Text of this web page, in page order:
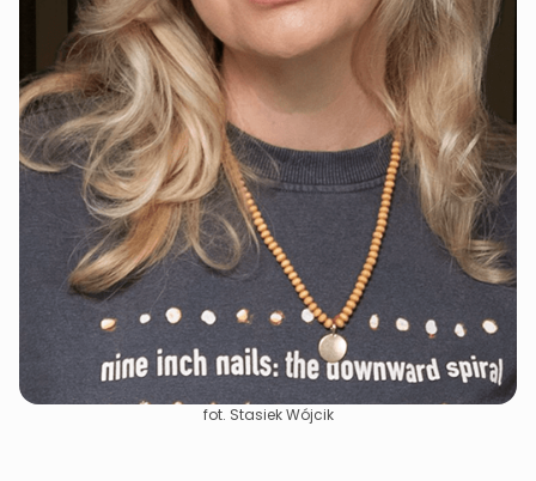
fot. Stasiek Wójcik